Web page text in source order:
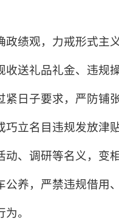
政绩观，力戒形式主
收送礼品礼金、违规
日子要求，严防铺张
立名目违规发放津贴
、调研等名义，变
公养，严禁违规借用
。